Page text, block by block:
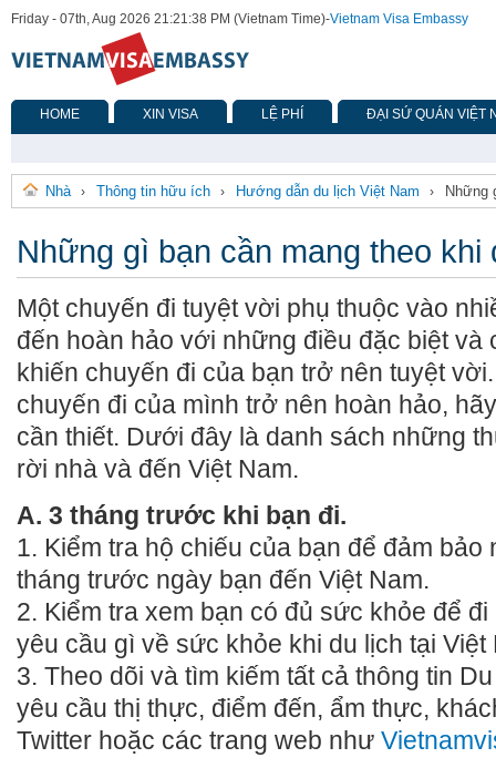
Friday - 07th, Aug 2026 21:21:38 PM (Vietnam Time)-Vietnam Visa Embassy
HOME XIN VISA LỆ PHÍ ĐẠI SỨ QUÁN VIỆT
Nhà › Thông tin hữu ích › Hướng dẫn du lịch Việt Nam › Những
Những gì bạn cần mang theo khi
Một chuyến đi tuyệt vời phụ thuộc vào
đến hoàn hảo với những điều đặc biệt và
khiến chuyến đi của bạn trở nên tuyệt
chuyến đi của mình trở nên hoàn hảo,
cần thiết. Dưới đây là danh sách những
rời nhà và đến Việt Nam.
A. 3 tháng trước khi bạn đi.
1. Kiểm tra hộ chiếu của bạn để đảm bảo
tháng trước ngày bạn đến Việt Nam.
2. Kiểm tra xem bạn có đủ sức khỏe để
yêu cầu gì về sức khỏe khi du lịch tại Việt
3. Theo dõi và tìm kiếm tất cả thông tin
yêu cầu thị thực, điểm đến, ẩm thực,
Twitter hoặc các trang web như